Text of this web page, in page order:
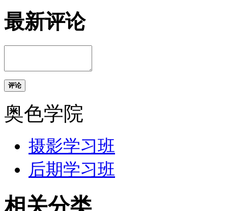
最新评论
评论
奥色学院
摄影学习班
后期学习班
相关分类